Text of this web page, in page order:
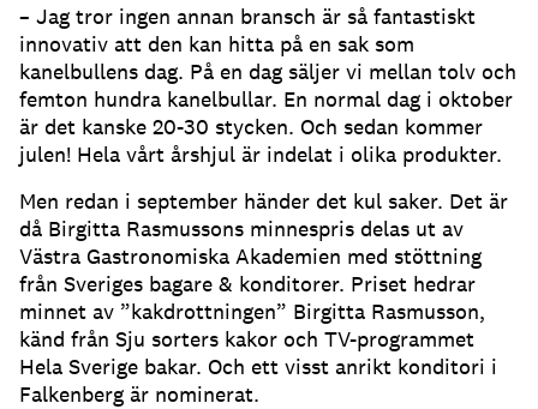
– Jag tror ingen annan bransch är så fantastiskt
innovativ att den kan hitta på en sak som
kanelbullens dag. På en dag säljer vi mellan tolv och
femton hundra kanelbullar. En normal dag i oktober
är det kanske 20-30 stycken. Och sedan kommer
julen! Hela vårt årshjul är indelat i olika produkter.
Men redan i september händer det kul saker. Det är
då Birgitta Rasmussons minnespris delas ut av
Västra Gastronomiska Akademien med stöttning
från Sveriges bagare & konditorer. Priset hedrar
minnet av ”kakdrottningen” Birgitta Rasmusson,
känd från Sju sorters kakor och TV-programmet
Hela Sverige bakar. Och ett visst anrikt konditori i
Falkenberg är nominerat.